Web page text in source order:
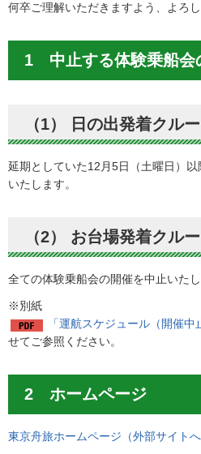
何卒ご理解いただきますよう、よろ
1 中止する体験乗船会
（1） 日の出発着クル
延期としていた12月5日（土曜日）
いたします。
（2） お台場発着クル
全ての体験乗船会の開催を中止いたし
※別紙
「運航スケジュール（開催中
せてご参照ください。
2 ホームページ
東京舟旅ホームページ（外部サイトへ